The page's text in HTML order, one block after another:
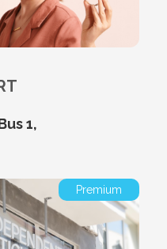
1,
Premium